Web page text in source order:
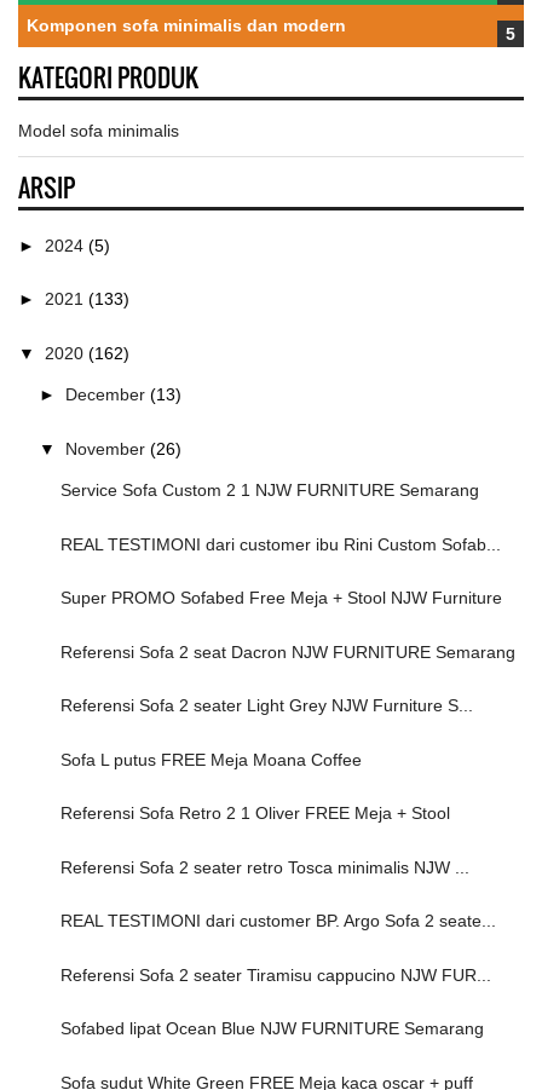
Komponen sofa minimalis dan modern
KATEGORI PRODUK
Model sofa minimalis
ARSIP
► 2024 (5)
► 2021 (133)
▼ 2020 (162)
► December (13)
▼ November (26)
Service Sofa Custom 2 1 NJW FURNITURE Semarang
REAL TESTIMONI dari customer ibu Rini Custom Sofab...
Super PROMO Sofabed Free Meja + Stool NJW Furniture
Referensi Sofa 2 seat Dacron NJW FURNITURE Semarang
Referensi Sofa 2 seater Light Grey NJW Furniture S...
Sofa L putus FREE Meja Moana Coffee
Referensi Sofa Retro 2 1 Oliver FREE Meja + Stool
Referensi Sofa 2 seater retro Tosca minimalis NJW ...
REAL TESTIMONI dari customer BP. Argo Sofa 2 seate...
Referensi Sofa 2 seater Tiramisu cappucino NJW FUR...
Sofabed lipat Ocean Blue NJW FURNITURE Semarang
Sofa sudut White Green FREE Meja kaca oscar + puff